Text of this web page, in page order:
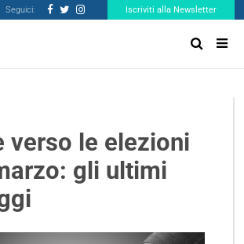
Seguici: Iscriviti alla Newsletter
verso le elezioni
gli ultimi